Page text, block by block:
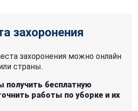
захоронения
захоронения можно онлайн
страны.
получить бесплатную
работы по уборке и их